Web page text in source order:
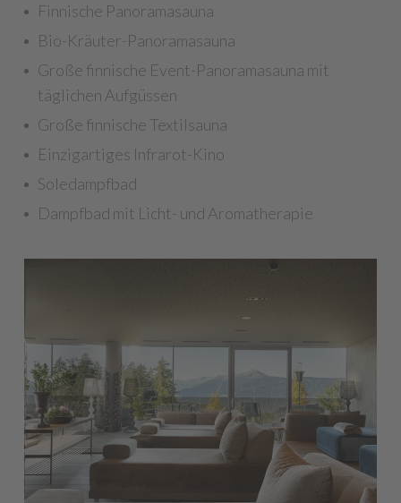
Finnische Panoramasauna
Bio-Kräuter-Panoramasauna
Große finnische Event-Panoramasauna mit
täglichen Aufgüssen
Große finnische Textilsauna
Einzigartiges Infrarot-Kino
Soledampfbad
Dampfbad mit Licht- und Aromatherapie